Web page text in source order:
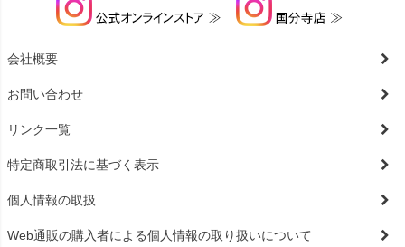
会社概要
お問い合わせ
リンク一覧
特定商取引法に基づく表示
個人情報の取扱
Web通販の購入者による個人情報の取り扱いについて